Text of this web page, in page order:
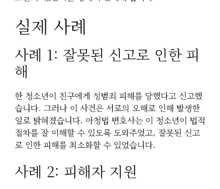
실제 사례
사례 1: 잘못된 신고로 인한 피
해
한 청소년이 친구에게 성범죄 피해를 당했다고 신고했
습니다. 그러나 이 사건은 서로의 오해로 인해 발생한
일로 밝혀졌습니다. 아청법 변호사는 이 청소년이 법적
절차를 잘 이해할 수 있도록 도와주었고, 잘못된 신고
로 인한 피해를 최소화할 수 있었습니다.
사례 2: 피해자 지원